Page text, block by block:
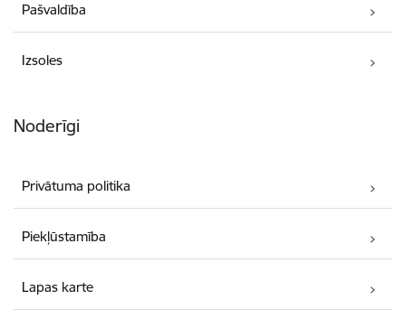
Pašvaldība
Izsoles
Noderīgi
Privātuma politika
Piekļūstamība
Lapas karte